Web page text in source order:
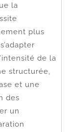
la
plus
de la
structurée,
et une
des
un